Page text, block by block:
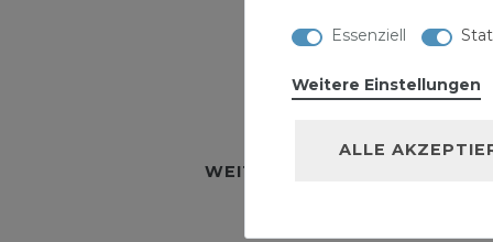
WEITERE DETAILS
Essenziell
Weitere Einstellungen
ALLE